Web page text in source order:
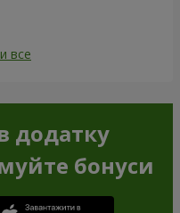
все
додатку
бонуси